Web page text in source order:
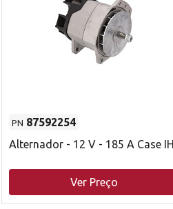
PN 87592254
Alternador - 12 V - 185 A Case IH
Ver Preço